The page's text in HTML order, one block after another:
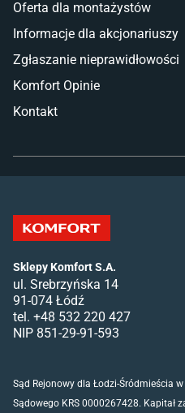
Oferta dla montażystów
Informacje dla akcjonariuszy
Zgłaszanie nieprawidłowości
Komfort Opinie
Kontakt
Sklepy Komfort S.A.
ul. Srebrzyńska 14
91-074 Łódź
tel. +48 532 220 427
NIP 851-29-91-593
Sąd Rejonowy dla Łodzi-Śródmieścia
Sądowego KRS 0000267428. Kapitał